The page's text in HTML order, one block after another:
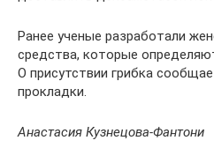
Ранее ученые разработали
средства, которые
О присутствии грибка
прокладки.
Анастасия Кузнецова-Фантони